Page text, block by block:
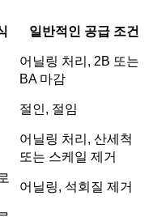
일반적인 공급 조건
어닐링 처리, 2B 또는
BA 마감
절인, 절임
어닐링 처리, 산세척
또는 스케일 제거
어닐링, 석회질 제거